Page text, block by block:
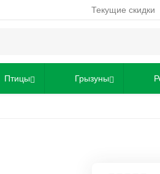
Текущие скидки
Птицы Грызуны